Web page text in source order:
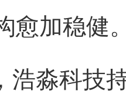
愈加稳健
浩淼科技